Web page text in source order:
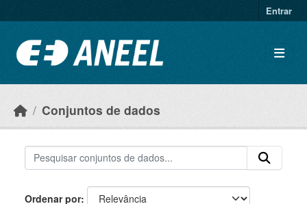
Entrar
Conjuntos de dados
Ordenar por